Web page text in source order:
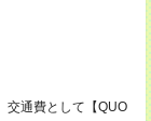
交通費として【QUO